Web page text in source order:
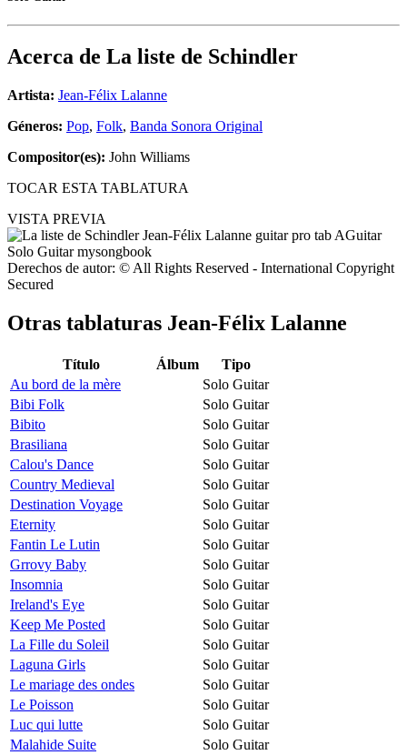
Acerca de La liste de Schindler
Artista: Jean-Félix Lalanne
Géneros: Pop, Folk, Banda Sonora Original
Compositor(es): John Williams
TOCAR ESTA TABLATURA
VISTA PREVIA
Derechos de autor: © All Rights Reserved - International Copyright
Secured
Otras tablaturas Jean-Félix Lalanne
Título Álbum
Tipo
Au bord de la mère
Solo Guitar
Bibi Folk
Solo Guitar
Bibito
Solo Guitar
Brasiliana
Solo Guitar
Calou's Dance
Solo Guitar
Country Medieval
Solo Guitar
Destination Voyage
Solo Guitar
Eternity
Solo Guitar
Fantin Le Lutin
Solo Guitar
Grrovy Baby
Solo Guitar
Insomnia
Solo Guitar
Ireland's Eye
Solo Guitar
Keep Me Posted
Solo Guitar
La Fille du Soleil
Solo Guitar
Laguna Girls
Solo Guitar
Le mariage des ondes
Solo Guitar
Le Poisson
Solo Guitar
Luc qui lutte
Solo Guitar
Malahide Suite
Solo Guitar